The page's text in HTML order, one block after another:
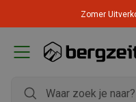
Zomer